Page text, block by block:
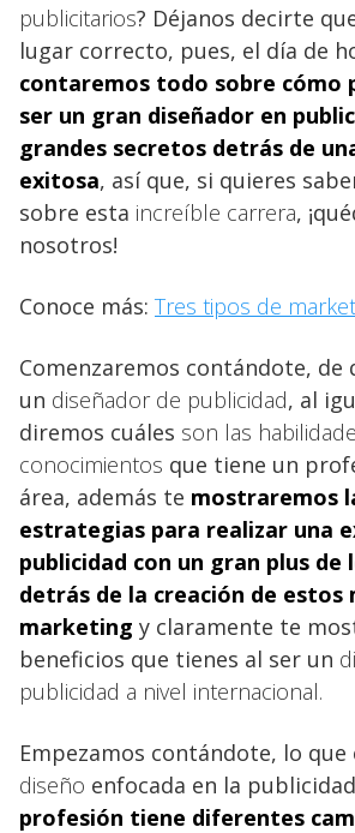
publicitarios? Déjanos decirte
lugar correcto, pues, el día de
contaremos todo sobre cómo
ser un gran diseñador en
grandes secretos detrás de
exitosa, así que, si quieres
sobre esta increíble carrera,
nosotros!
Conoce más: Tres tipos de
Comenzaremos contándote, de
un diseñador de publicidad, al
diremos cuáles son las
conocimientos que tiene un
área, además te mostraremos
estrategias para realizar una
publicidad con un gran plus de
detrás de la creación de estos
marketing y claramente te
beneficios que tienes al ser un
publicidad a nivel internacional.
Empezamos contándote, lo que
diseño enfocada en la
profesión tiene diferentes